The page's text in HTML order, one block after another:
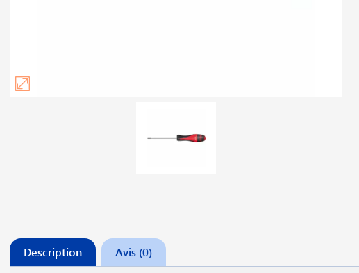
Description Avis (0)